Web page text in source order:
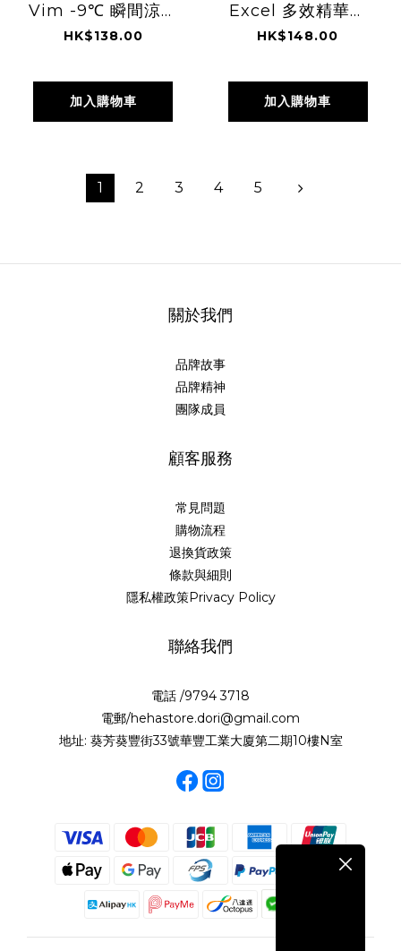
Vim -9℃ 瞬間涼感
高效保濕細緻持久
8705 TK260802
HK$138.00
加入購物車
Excel 多效精華防
曬隔離霜 SPF48
TK260801
HK$148.00
加入購物車
1 2 3 4 5
關於我們
品牌故事
品牌精神
團隊成員
顧客服務
常見問題
購物流程
退換貨政策
條款與細則
隱私權政策Privacy Policy
聯絡我們
電話 /9794 3718
電郵/hehastore.dori@gmail.com
地址: 葵芳葵豐街33號華豐工業大廈第二期10樓N室